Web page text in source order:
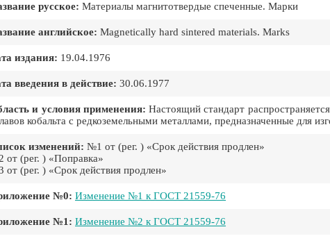
русское: Материалы магнитотвердые спеченные. Марки
английское: Magnetically hard sintered materials. Marks
издания: 19.04.1976
введения в действие: 30.06.1977
и условия применения: Настоящий стандарт
кобальта с редкоземельными металлами, предназначенные для
изменений: №1 от (рег. ) «Срок действия продлен»
от (рег. ) «Поправка»
от (рег. ) «Срок действия продлен»
№0: Изменение №1 к ГОСТ 21559-76
№1: Изменение №2 к ГОСТ 21559-76